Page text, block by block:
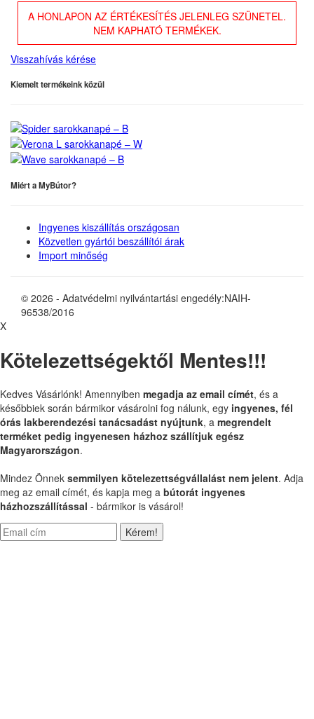
A HONLAPON AZ ÉRTÉKESÍTÉS JELENLEG SZÜNETEL.
NEM KAPHATÓ TERMÉKEK.
Visszahívás kérése
Kiemelt termékeink közül
Miért a MyBútor?
Ingyenes kiszállítás országosan
Közvetlen gyártói beszállítói árak
Import minőség
© 2026 - Adatvédelmi nyilvántartási engedély:NAIH-
96538/2016
X
Kötelezettségektől Mentes!!!
Kedves Vásárlónk! Amennyiben megadja az email címét, és a
későbbiek során bármikor vásárolni fog nálunk, egy ingyenes, fél
órás lakberendezési tanácsadást nyújtunk, a megrendelt
terméket pedig ingyenesen házhoz szállítjuk egész
Magyarországon.
Mindez Önnek semmilyen kötelezettségvállalást nem jelent. Adja
meg az email címét, és kapja meg a bútorát ingyenes
házhozszállítással - bármikor is vásárol!